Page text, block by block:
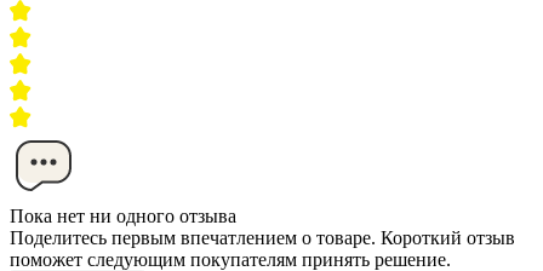
Пока нет ни одного отзыва
Поделитесь первым впечатлением о товаре. Короткий отзыв
поможет следующим покупателям принять решение.